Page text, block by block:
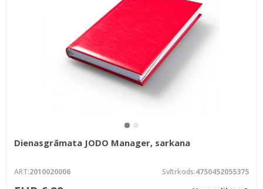
Dienasgrāmata JODO Manager, sarkana
ART:2010020006 Svītrkods:4750452055375